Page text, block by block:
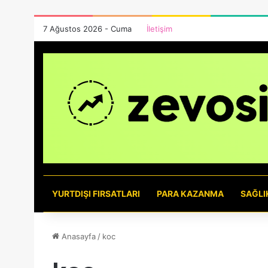
7 Ağustos 2026 - Cuma İletişim
YURTDIŞI FIRSATLARI PARA KAZANMA
Anasayfa / koc